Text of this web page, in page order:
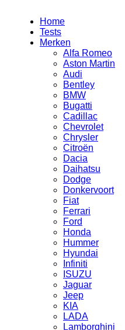
Home
Tests
Merken
Alfa Romeo
Aston Martin
Audi
Bentley
BMW
Bugatti
Cadillac
Chevrolet
Chrysler
Citroën
Dacia
Daihatsu
Dodge
Donkervoort
Fiat
Ferrari
Ford
Honda
Hummer
Hyundai
Infiniti
ISUZU
Jaguar
Jeep
KIA
LADA
Lamborghini